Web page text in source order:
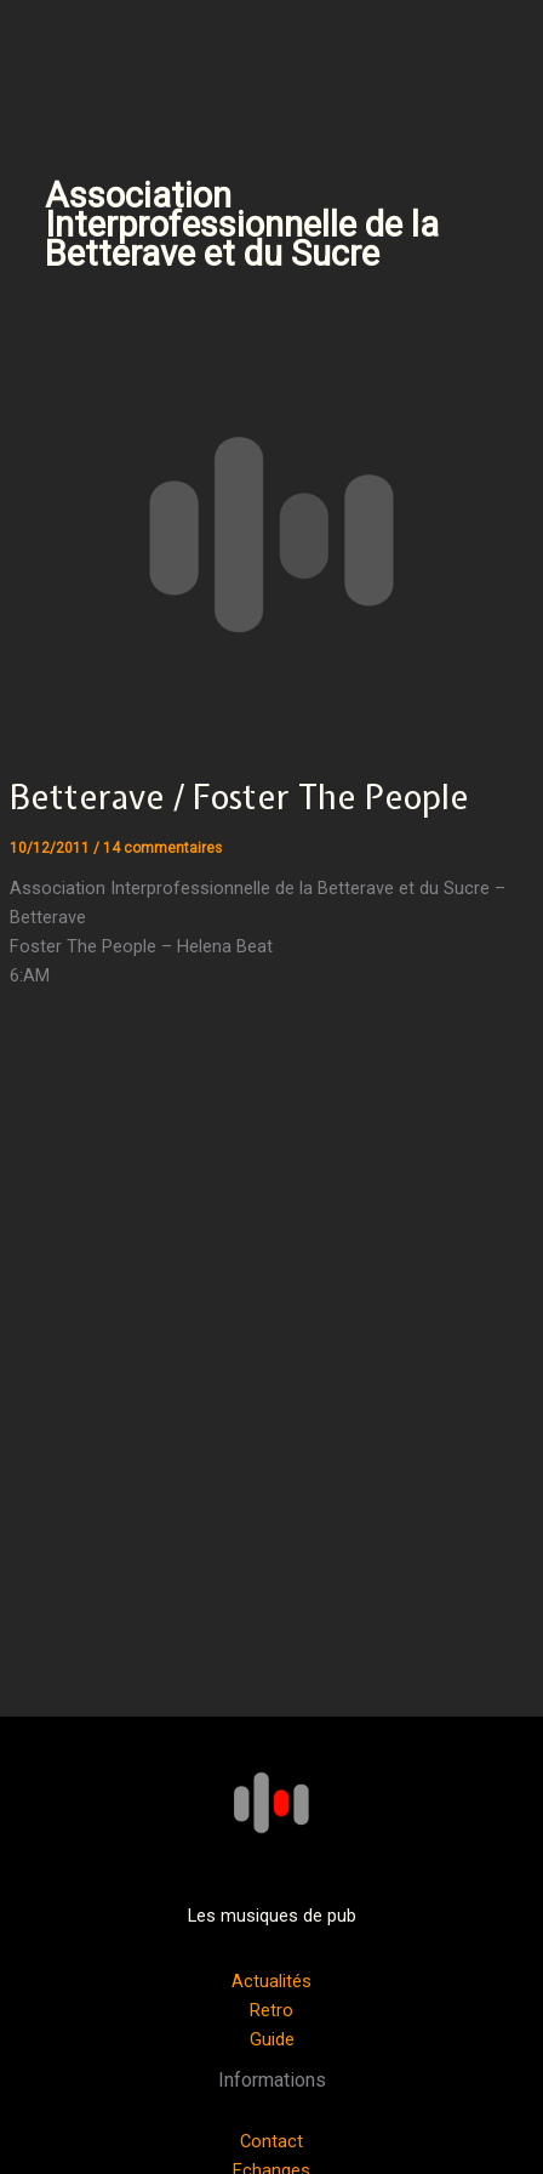
Association
Interprofessionnelle de la
Betterave et du Sucre
Betterave / Foster The People
10/12/2011 / 14 commentaires
Association Interprofessionnelle de la Betterave et du Sucre –
Betterave
Foster The People – Helena Beat
6:AM
Les musiques de pub
Actualités
Retro
Guide
Informations
Contact